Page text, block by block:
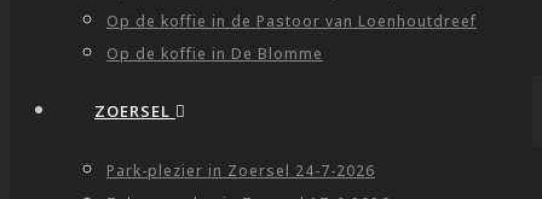
Op de koffie in de Pastoor van Loenhoutdreef
Op de koffie in De Blomme
ZOERSEL
Park-plezier in Zoersel 24-7-2026